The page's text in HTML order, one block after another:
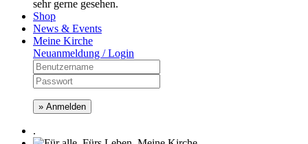
sehr gerne gesehen.
Shop
News & Events
Meine Kirche
Neuanmeldung / Login
» Anmelden
.